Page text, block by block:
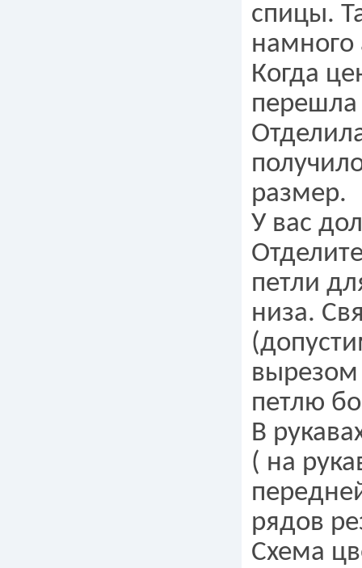
спицы.
намного
Когда
перешла
размер.
У вас
петли
низа.
вырезом
петлю
В
( на
рядов
Схема